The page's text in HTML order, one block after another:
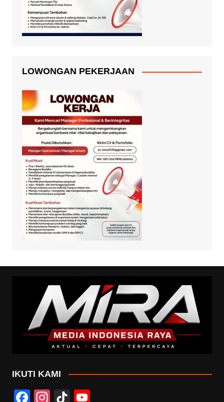
LOWONGAN PEKERJAAN
IKUTI KAMI
F In Ti